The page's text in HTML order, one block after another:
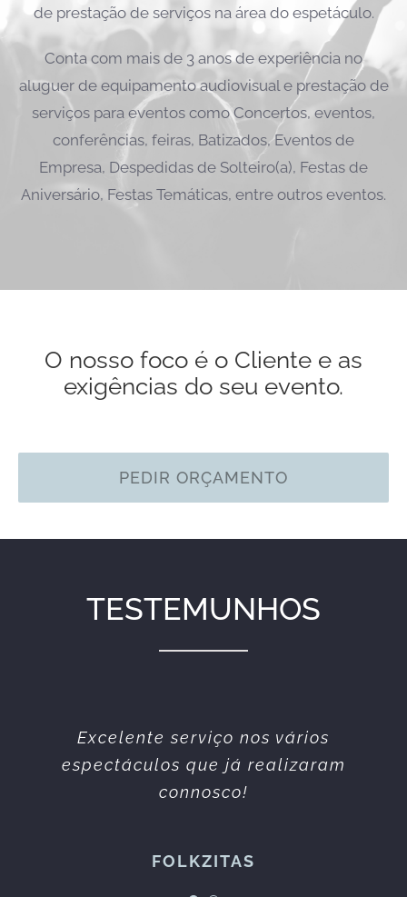
de prestação de serviços na área do espetáculo.
Conta com mais de 3 anos de experiência no
aluguer de equipamento audiovisual e prestação de
serviços para eventos como Concertos, eventos,
conferências, feiras, Batizados, Eventos de
Empresa, Despedidas de Solteiro(a), Festas de
Aniversário, Festas Temáticas, entre outros eventos.
O nosso foco é o Cliente e as
exigências do seu evento.
PEDIR ORÇAMENTO
TESTEMUNHOS
Excelente serviço nos vários
espectáculos que já realizaram
connosco!
FOLKZITAS
Equipa simpática e profissional.
Sempre prestáveis. Todos os
serviços prestados sempre da